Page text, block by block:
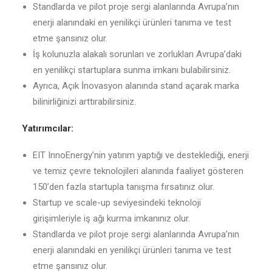
Standlarda ve pilot proje sergi alanlarında Avrupa’nın
enerji alanındaki en yenilikçi ürünleri tanıma ve test
etme şansınız olur.
İş kolunuzla alakalı sorunları ve zorlukları Avrupa’daki
en yenilikçi startuplara sunma imkanı bulabilirsiniz.
Ayrıca, Açık İnovasyon alanında stand açarak marka
bilinirliğinizi arttırabilirsiniz.
Yatırımcılar:
EIT InnoEnergy’nin yatırım yaptığı ve desteklediği, enerji
ve temiz çevre teknolojileri alanında faaliyet gösteren
150’den fazla startupla tanışma fırsatınız olur.
Startup ve scale-up seviyesindeki teknoloji
girişimleriyle iş ağı kurma imkanınız olur.
Standlarda ve pilot proje sergi alanlarında Avrupa’nın
enerji alanındaki en yenilikçi ürünleri tanıma ve test
etme şansınız olur.